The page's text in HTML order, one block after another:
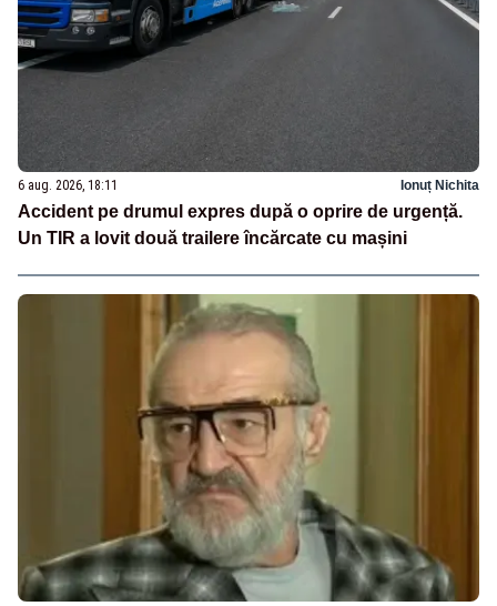
6 aug. 2026, 18:11 Ionuț Nichita
Accident pe drumul expres după o oprire de urgență.
Un TIR a lovit două trailere încărcate cu mașini